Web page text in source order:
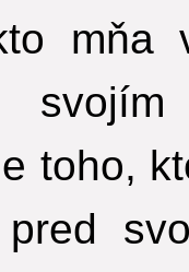
mňa
toho,